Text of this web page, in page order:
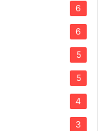
6
6
5
5
4
3